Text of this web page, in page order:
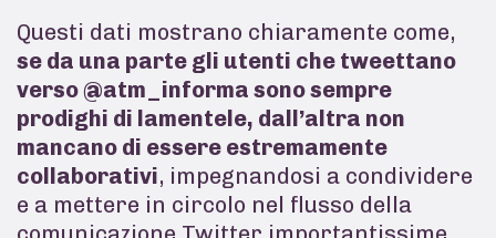
Questi dati mostrano chiaramente come,
se da una parte gli utenti che tweettano
verso @atm_informa sono sempre
prodighi di lamentele, dall’altra non
mancano di essere estremamente
collaborativi, impegnandosi a condividere
e a mettere in circolo nel flusso della